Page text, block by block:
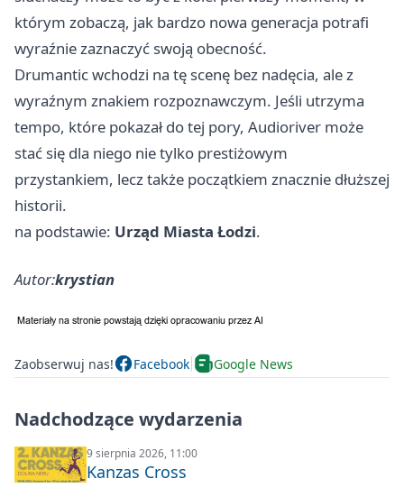
którym zobaczą, jak bardzo nowa generacja potrafi
wyraźnie zaznaczyć swoją obecność.
Drumantic wchodzi na tę scenę bez nadęcia, ale z
wyraźnym znakiem rozpoznawczym. Jeśli utrzyma
tempo, które pokazał do tej pory, Audioriver może
stać się dla niego nie tylko prestiżowym
przystankiem, lecz także początkiem znacznie dłuższej
historii.
na podstawie: Urząd Miasta Łodzi.
Autor:krystian
Zaobserwuj nas! Facebook Google News
Nadchodzące wydarzenia
9 sierpnia 2026, 11:00
Kanzas Cross